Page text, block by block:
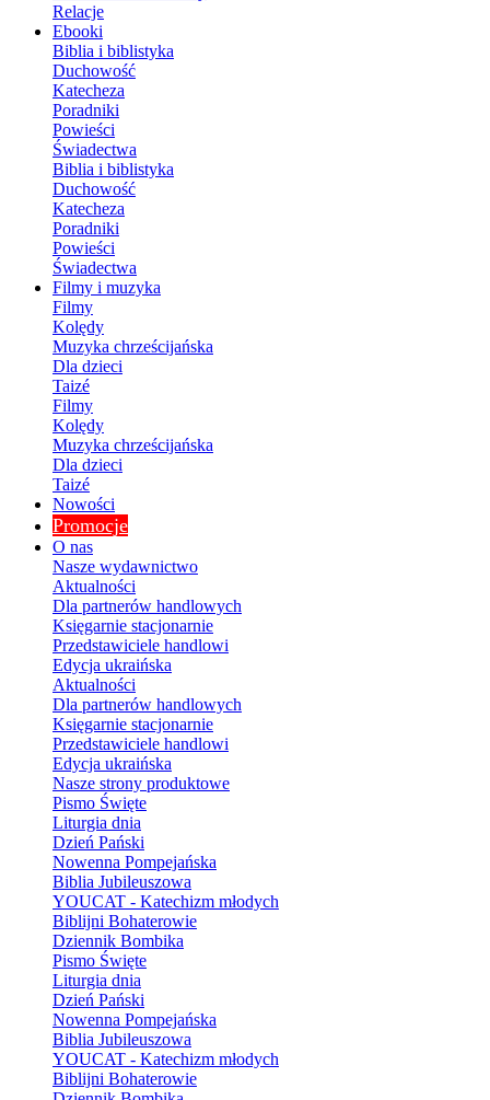
Relacje
Ebooki
Biblia i biblistyka
Duchowość
Katecheza
Poradniki
Powieści
Świadectwa
Biblia i biblistyka
Duchowość
Katecheza
Poradniki
Powieści
Świadectwa
Filmy i muzyka
Filmy
Kolędy
Muzyka chrześcijańska
Dla dzieci
Taizé
Filmy
Kolędy
Muzyka chrześcijańska
Dla dzieci
Taizé
Nowości
Promocje
O nas
Nasze wydawnictwo
Aktualności
Dla partnerów handlowych
Księgarnie stacjonarnie
Przedstawiciele handlowi
Edycja ukraińska
Aktualności
Dla partnerów handlowych
Księgarnie stacjonarnie
Przedstawiciele handlowi
Edycja ukraińska
Nasze strony produktowe
Pismo Święte
Liturgia dnia
Dzień Pański
Nowenna Pompejańska
Biblia Jubileuszowa
YOUCAT - Katechizm młodych
Biblijni Bohaterowie
Dziennik Bombika
Pismo Święte
Liturgia dnia
Dzień Pański
Nowenna Pompejańska
Biblia Jubileuszowa
YOUCAT - Katechizm młodych
Biblijni Bohaterowie